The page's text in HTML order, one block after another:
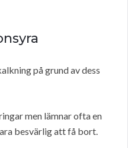
på grund av dess
men lämnar ofta en
besvärlig att få bort.